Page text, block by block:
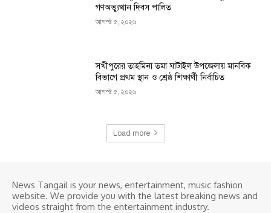
গণঅভ্যুত্থান দিবস পালিত
আগস্ট ৫, ২০২৬
সখীপুরের তাহমিনা তমা ঘাটাইল উপজেলায় মানবিক
বিভাগে প্রথম স্থান ও শ্রেষ্ঠ শিক্ষার্থী নির্বাচিত
আগস্ট ৫, ২০২৬
Load more
News Tangail is your news, entertainment, music fashion
website. We provide you with the latest breaking news and
videos straight from the entertainment industry.